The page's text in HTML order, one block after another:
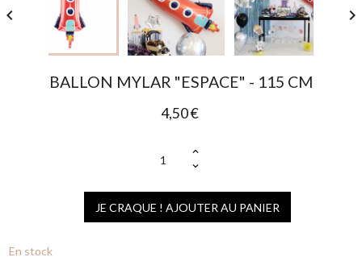
 
BALLON MYLAR "ESPACE" - 115 CM
4,50 €
JE CRAQUE ! AJOUTER AU PANIER
En stock